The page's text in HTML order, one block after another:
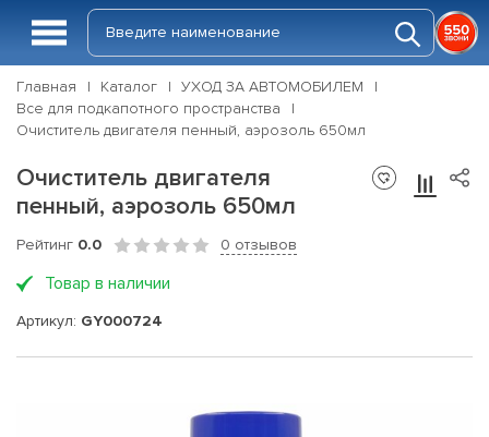
Главная Каталог
УХОД ЗА АВТОМОБИЛЕМ
Все для подкапотного пространства
Очиститель двигателя пенный, аэрозоль 650мл
Очиститель двигателя
пенный, аэрозоль 650мл
Рейтинг 0.0 0 отзывов
Товар в наличии
Артикул: GY000724